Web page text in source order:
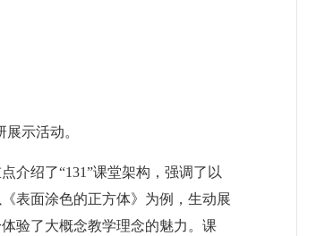
示活动。
介绍了“131”课堂架构，强调了以
表面涂色的正方体》为例，生动展
验了大概念教学理念的魅力。课